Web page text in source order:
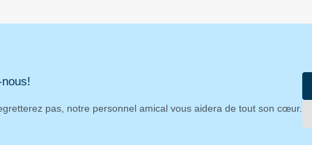
pas, notre personnel amical vous aidera de tout son cœur.